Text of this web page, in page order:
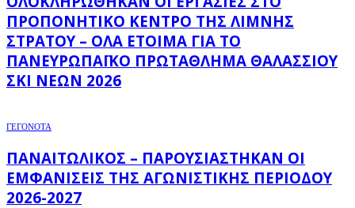
ΠΡΟΠΟΝΗΤΙΚΌ ΚΈΝΤΡΟ ΤΗΣ ΛΊΜΝΗΣ
ΣΤΡΆΤΟΥ – ΌΛΑ ΈΤΟΙΜΑ ΓΙΑ ΤΟ
ΠΑΝΕΥΡΩΠΑΪΚΌ ΠΡΩΤΆΘΛΗΜΑ ΘΑΛΆΣΣΙΟΥ
ΣΚΙ ΝΈΩΝ 2026
ΓΕΓΟΝΟΤΑ
ΠΑΝΑΙΤΩΛΙΚΌΣ – ΠΑΡΟΥΣΙΆΣΤΗΚΑΝ ΟΙ
ΕΜΦΑΝΊΣΕΙΣ ΤΗΣ ΑΓΩΝΙΣΤΙΚΉΣ ΠΕΡΙΌΔΟΥ
2026-2027